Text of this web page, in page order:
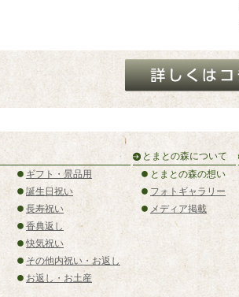
とまとの森について
ギフト・景品用
誕生日祝い
長寿祝い
香典返し
快気祝い
その他内祝い・お返し
お返し・お土産
とまとの森の想い
フォトギャラリー
メディア掲載